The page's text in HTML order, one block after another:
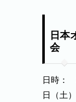
日本
会
日時：
日（土